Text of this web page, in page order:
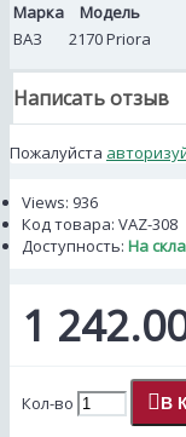
Марка
Модель
ВАЗ
2170 Priora
Написать отзыв
Пожалуйста
Views: 936
Код товара: VAZ-308
Доступность: На
1
Кол-во В